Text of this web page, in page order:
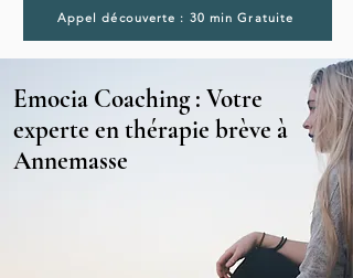
Appel découverte : 30 min Gratuite
Emocia Coaching : Votre
experte en thérapie brève à
Annemasse